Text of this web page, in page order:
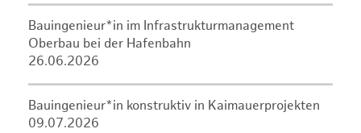
Bauingenieur*in im Infrastrukturmanagement
Oberbau bei der Hafenbahn
26.06.2026
Bauingenieur*in konstruktiv in Kaimauerprojekten
09.07.2026